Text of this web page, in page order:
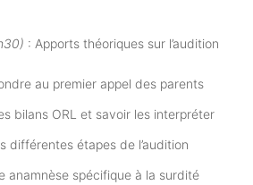
: Apports théoriques sur l’audition
au premier appel des parents
bilans ORL et savoir les interpréter
différentes étapes de l’audition
anamnèse spécifique à la surdité